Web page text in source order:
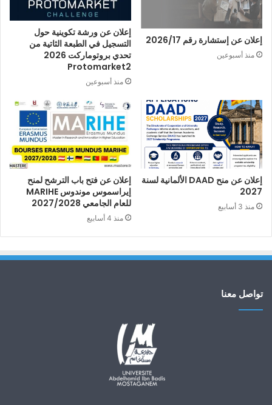
إعلان عن إستشارة رقم 2026/17
منذ أسبوعين
إعلان عن ورشة تكوينية حول
التسجيل في الطبعة الثاتية من
تحدي بروتوماركت 2026
Protomarket2
منذ أسبوعين
إعلان عن منح DAAD الألمانية لسنة
2027
منذ 3 أسابيع
إعلان عن فتح باب الترشح لمنح
إيراسموس موندوس MARIHE
للعام الجامعي 2027/2028
منذ 4 أسابيع
تواصل معنا